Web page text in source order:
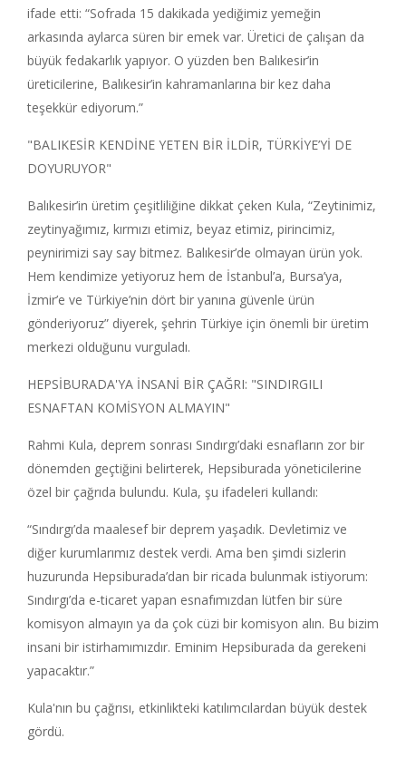
ifade etti: “Sofrada 15 dakikada yediğimiz yemeğin
arkasında aylarca süren bir emek var. Üretici de çalışan da
büyük fedakarlık yapıyor. O yüzden ben Balıkesir’in
üreticilerine, Balıkesir’in kahramanlarına bir kez daha
teşekkür ediyorum.”
"BALIKESİR KENDİNE YETEN BİR İLDİR, TÜRKİYE’Yİ DE
DOYURUYOR"
Balıkesir’in üretim çeşitliliğine dikkat çeken Kula, “Zeytinimiz,
zeytinyağımız, kırmızı etimiz, beyaz etimiz, pirincimiz,
peynirimizi say say bitmez. Balıkesir’de olmayan ürün yok.
Hem kendimize yetiyoruz hem de İstanbul’a, Bursa’ya,
İzmir’e ve Türkiye’nin dört bir yanına güvenle ürün
gönderiyoruz” diyerek, şehrin Türkiye için önemli bir üretim
merkezi olduğunu vurguladı.
HEPSİBURADA'YA İNSANİ BİR ÇAĞRI: "SINDIRGILI
ESNAFTAN KOMİSYON ALMAYIN"
Rahmi Kula, deprem sonrası Sındırgı’daki esnafların zor bir
dönemden geçtiğini belirterek, Hepsiburada yöneticilerine
özel bir çağrıda bulundu. Kula, şu ifadeleri kullandı:
“Sındırgı’da maalesef bir deprem yaşadık. Devletimiz ve
diğer kurumlarımız destek verdi. Ama ben şimdi sizlerin
huzurunda Hepsiburada’dan bir ricada bulunmak istiyorum:
Sındırgı’da e-ticaret yapan esnafımızdan lütfen bir süre
komisyon almayın ya da çok cüzi bir komisyon alın. Bu bizim
insani bir istirhamımızdır. Eminim Hepsiburada da gerekeni
yapacaktır.”
Kula'nın bu çağrısı, etkinlikteki katılımcılardan büyük destek
gördü.